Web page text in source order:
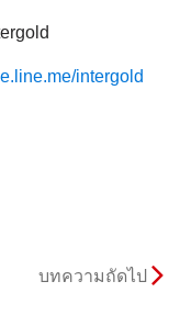
intergold
บทความถัดไป